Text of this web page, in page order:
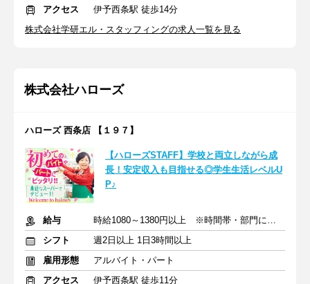
アクセス
伊予西条駅 徒歩14分
株式会社学研エル・スタッフィングの求人一覧を見る
株式会社ハローズ
ハローズ 西条店 【１９７】
【ハローズSTAFF】学校と両立しながら成
長！安定収入も目指せる◎学生生活レベルU
P♪
給与
時給1080～1380円以上 ※時間帯・部門による※交通費支給
シフト
週2日以上 1日3時間以上
雇用形態
アルバイト・パート
アクセス
伊予西条駅 徒歩11分